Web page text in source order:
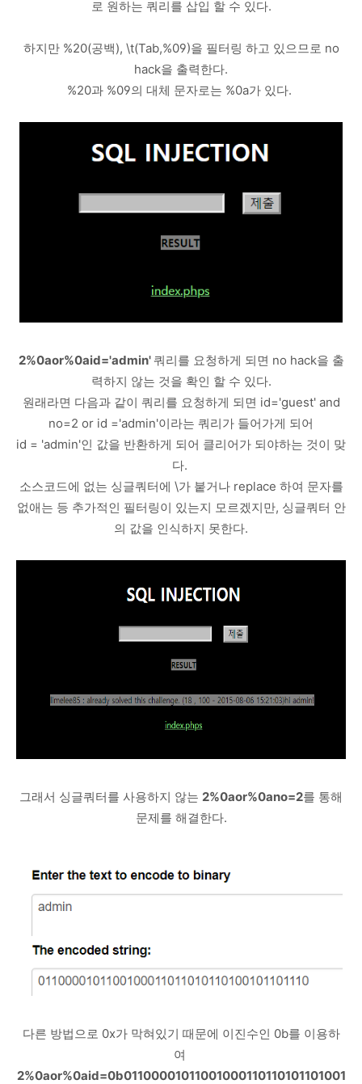
로 원하는 쿼리를 삽입 할 수 있다.
하지만 %20(공백), \t(Tab,%09)을 필터링 하고 있으므로 no
hack을 출력한다.
%20과 %09의 대체 문자로는 %0a가 있다.
2%0aor%0aid='admin'쿼리를 요청하게 되면 no hack을 출
력하지 않는 것을 확인 할 수 있다.
원래라면 다음과 같이 쿼리를 요청하게 되면 id='guest' and
no=2 or id ='admin'이라는 쿼리가 들어가게 되어
id = 'admin'인 값을 반환하게 되어 클리어가 되야하는 것이 맞
다.
소스코드에 없는 싱글쿼터에 \가 붙거나 replace 하여 문자를
없애는 등 추가적인 필터링이 있는지 모르겠지만, 싱글쿼터 안
의 값을 인식하지 못한다.
그래서 싱글쿼터를 사용하지 않는 2%0aor%0ano=2를 통해
문제를 해결한다.
다른 방법으로 0x가 막혀있기 때문에 이진수인 0b를 이용하
여
2%0aor%0aid=0b01100001011001000110110101101001